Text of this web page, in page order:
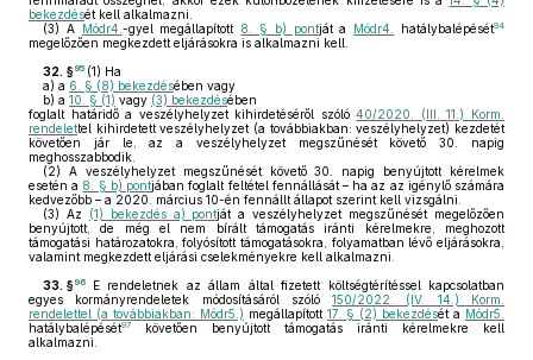
bekezdését kell alkalmazni.
(3) A Módr4. -gyel megállapított 8. § b) pontját a Módr4. hatálybalépését94
megelőzően megkezdett eljárásokra is alkalmazni kell.
32. §95 (1) Ha
a) a 6. § (8) bekezdésében vagy
b) a 10. § (1) vagy (3) bekezdésében
foglalt határidő a veszélyhelyzet kihirdetéséről szóló40/2020. (III. 11.) Korm.
rendelettel kihirdetett veszélyhelyzet (a továbbiakban: veszélyhelyzet) kezdetét
követően jár le, az a veszélyhelyzet megszűnését követő 30. napig
meghosszabbodik.
(2) A veszélyhelyzet megszűnését követő 30. napig benyújtott kérelmek
esetén a 8. § b) pontjában foglalt feltétel fennállását – ha az az igénylő számára
kedvezőbb – a 2020. március 10-én fennállt állapot szerint kell vizsgálni.
(3) Az (1) bekezdés a) pontját a veszélyhelyzet megszűnését megelőzően
benyújtott, de még el nem bírált támogatás iránti kérelmekre, meghozott
támogatási határozatokra, folyósított támogatásokra, folyamatban lévő eljárásokra,
valamint megkezdett eljárási cselekményekre kell alkalmazni.
33. §96
E rendeletnek az állam által fizetett költségtérítéssel kapcsolatban
egyes kormányrendeletek módosításáról szóló150/2022. (IV. 14.) Korm.
rendelettel (a továbbiakban: Módr5.) megállapított 17. § (2) bekezdését a Módr5.
hatálybalépését97
követően benyújtott támogatás iránti kérelmekre kell
alkalmazni.